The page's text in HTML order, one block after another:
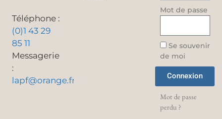
Téléphone :
(0)1 43 29
85 11
Messagerie
:
lapf@orange.fr
Mot de passe
Se souvenir
de moi
Connexion
Mot de passe
perdu ?